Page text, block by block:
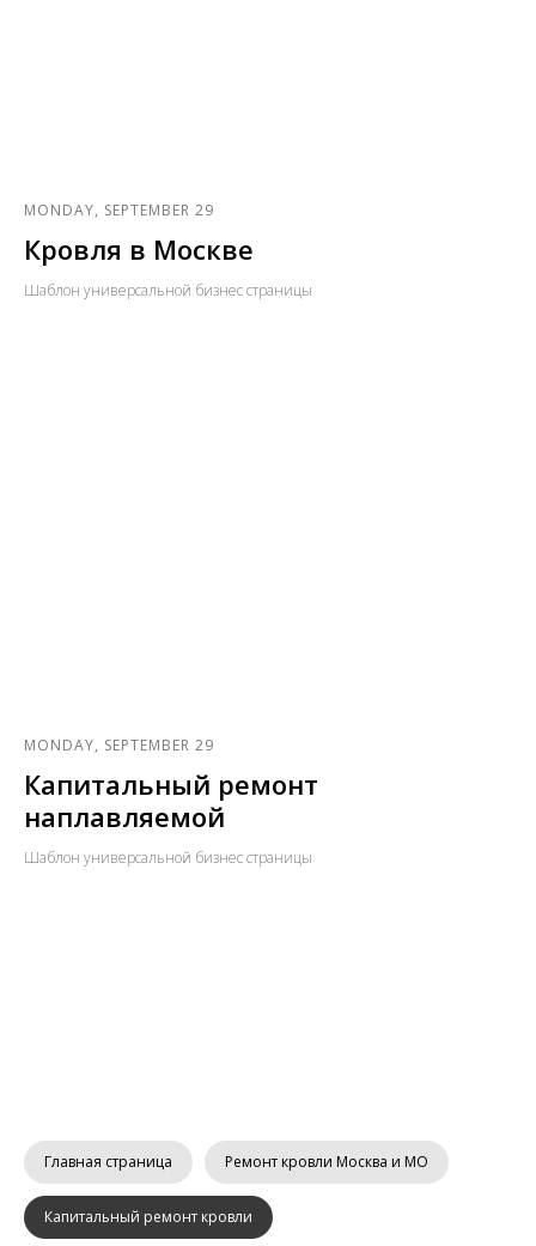
MONDAY, SEPTEMBER 29
Кровля в Москве
Шаблон универсальной бизнес страницы
MONDAY, SEPTEMBER 29
Капитальный ремонт
наплавляемой
Шаблон универсальной бизнес страницы
Главная страница Ремонт кровли Москва и МО
Капитальный ремонт кровли